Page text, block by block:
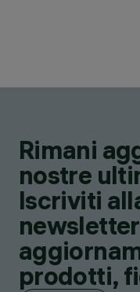
Rimani
nostre
Iscriviti
prodotti,